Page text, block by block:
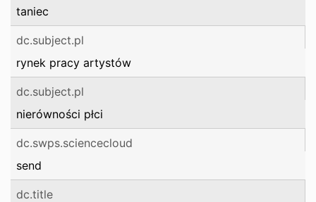
taniec
dc.subject.pl
rynek pracy artystów
dc.subject.pl
nierówności płci
dc.swps.sciencecloud
send
dc.title